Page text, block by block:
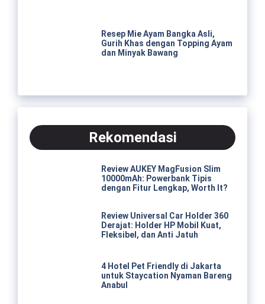
Resep Mie Ayam Bangka Asli,
Gurih Khas dengan Topping Ayam
dan Minyak Bawang
Rekomendasi
Review AUKEY MagFusion Slim
10000mAh: Powerbank Tipis
dengan Fitur Lengkap, Worth It?
Review Universal Car Holder 360
Derajat: Holder HP Mobil Kuat,
Fleksibel, dan Anti Jatuh
4 Hotel Pet Friendly di Jakarta
untuk Staycation Nyaman Bareng
Anabul